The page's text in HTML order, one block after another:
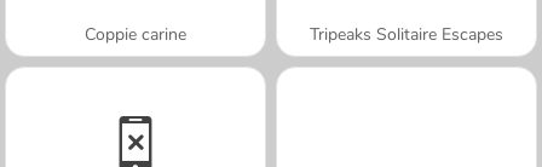
Coppie carine Tripeaks Solitaire Escapes